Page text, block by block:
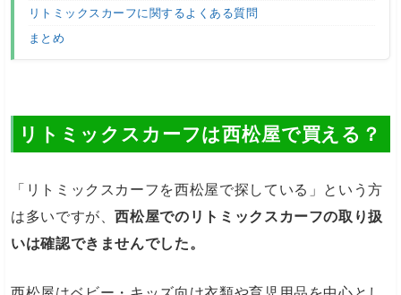
リトミックスカーフに関するよくある質問
まとめ
リトミックスカーフは西松屋で買える？
「リトミックスカーフを西松屋で探している」という方
は多いですが、西松屋でのリトミックスカーフの取り扱
いは確認できませんでした。